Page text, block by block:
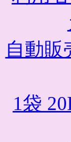
自動販
1袋